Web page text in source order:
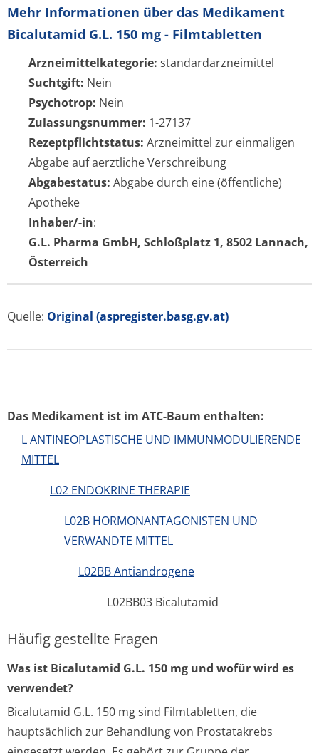
Mehr Informationen über das Medikament
Bicalutamid G.L. 150 mg - Filmtabletten
Arzneimittelkategorie: standardarzneimittel
Suchtgift: Nein
Psychotrop: Nein
Zulassungsnummer: 1-27137
Rezeptpflichtstatus: Arzneimittel zur einmaligen
Abgabe auf aerztliche Verschreibung
Abgabestatus: Abgabe durch eine (öffentliche)
Apotheke
Inhaber/-in:
G.L. Pharma GmbH, Schloßplatz 1, 8502 Lannach,
Österreich
Quelle: Original (aspregister.basg.gv.at)
Das Medikament ist im ATC-Baum enthalten:
L ANTINEOPLASTISCHE UND IMMUNMODULIERENDE
MITTEL
L02 ENDOKRINE THERAPIE
L02B HORMONANTAGONISTEN UND
VERWANDTE MITTEL
L02BB Antiandrogene
L02BB03 Bicalutamid
Häufig gestellte Fragen
Was ist Bicalutamid G.L. 150 mg und wofür wird es
verwendet?
Bicalutamid G.L. 150 mg sind Filmtabletten, die
hauptsächlich zur Behandlung von Prostatakrebs